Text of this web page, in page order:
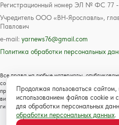
Регистрационный номер ЭЛ № ФС 77
Учредитель ООО «ВН-Ярославль»,
Павлович
e-mail: yarnews76@gmail.com
Политика обработки персональных
Все права на любые материалы,
соответствии с российским и международным
праве и смежных правах. Любое
видеоматериалов возможно только с
гиперссылкой на сайт https://
Продолжая пользоваться
использованием файлов cookie и
для обработки персональных
обработки персональных данных.